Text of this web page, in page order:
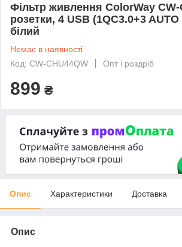
Фільтр живлення ColorWay CW-
розетки, 4 USB (1QC3.0+3
білий
Немає в наявності
Код: CW-CHU44QW
Опт і роздріб
899 ₴
Опис Характеристики Доставка
Опис